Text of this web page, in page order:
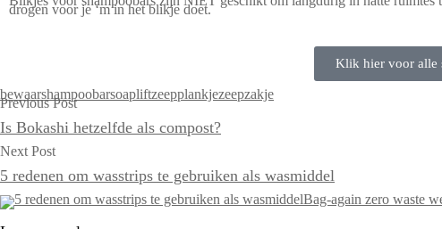
drogen voor je ‘m in het blikje doet.
Klik hier voor alle
bewaarshampoobarsoapliftzeepplankjezeepzakje
Previous Post
Is Bokashi hetzelfde als compost?
Next Post
5 redenen om wasstrips te gebruiken als wasmiddel